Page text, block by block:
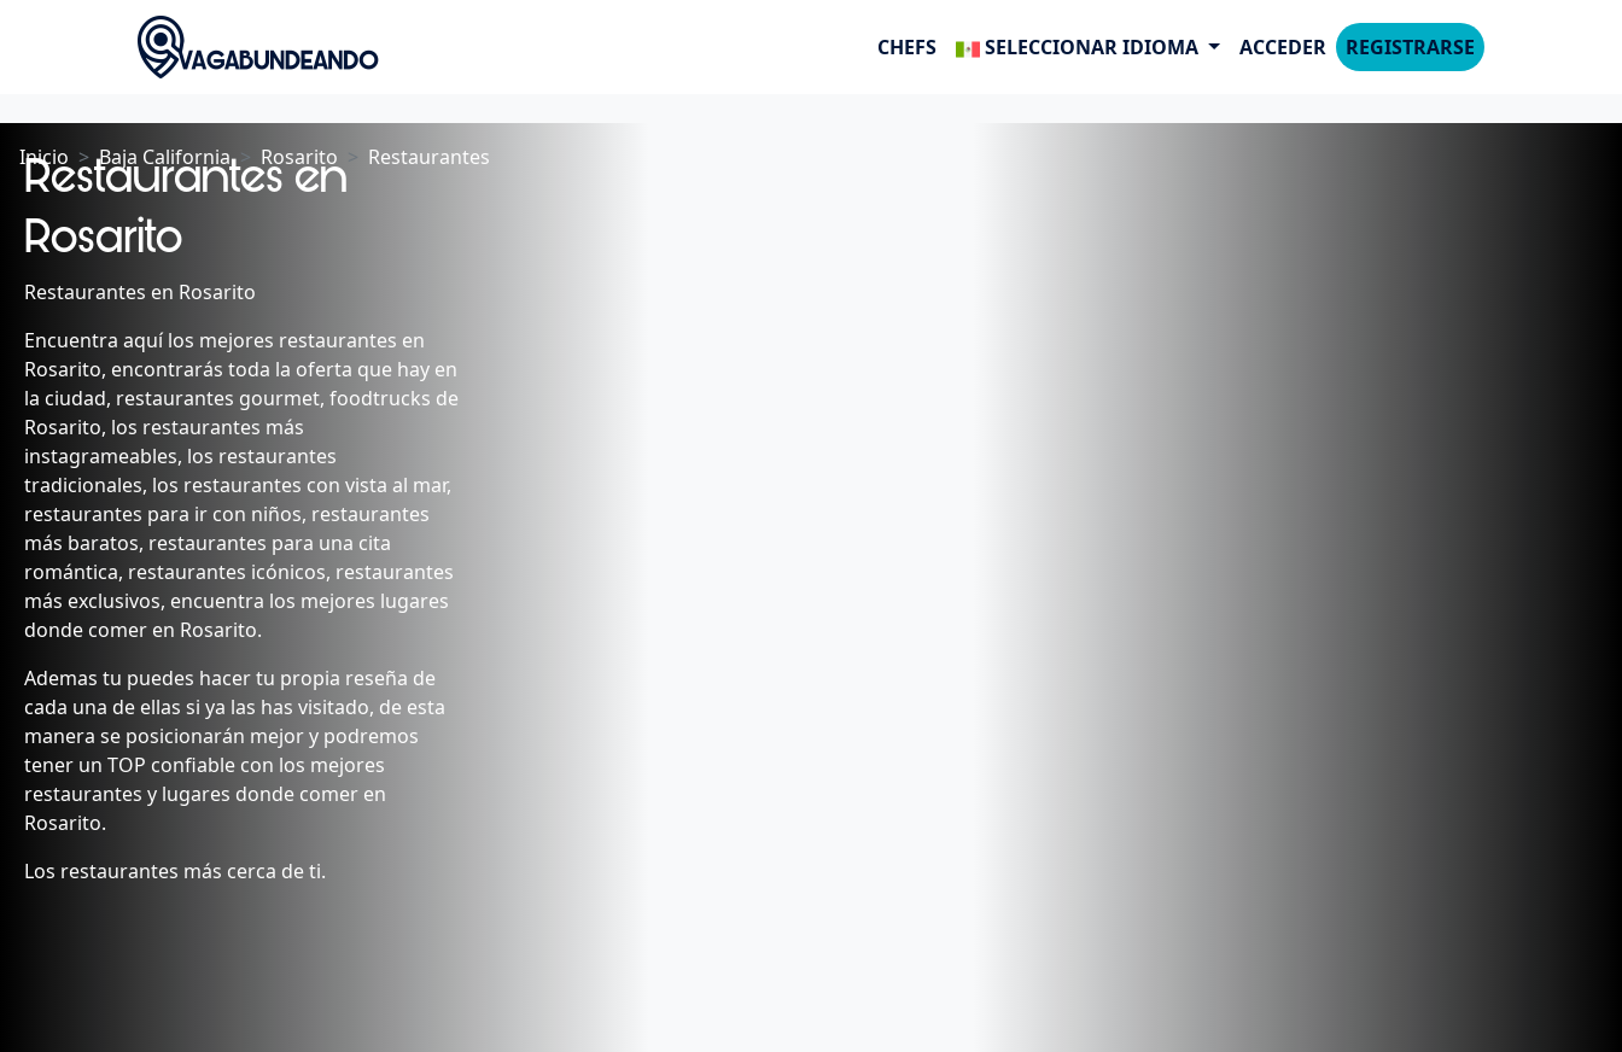
CHEFS SELECCIONAR IDIOMA ACCEDER REGISTRARSE
Inicio Baja California Rosarito Restaurantes
Restaurantes en
Rosarito
Restaurantes en Rosarito
Encuentra aquí los mejores restaurantes en
Rosarito, encontrarás toda la oferta que hay en
la ciudad, restaurantes gourmet, foodtrucks de
Rosarito, los restaurantes más
instagrameables, los restaurantes
tradicionales, los restaurantes con vista al mar,
restaurantes para ir con niños, restaurantes
más baratos, restaurantes para una cita
romántica, restaurantes icónicos, restaurantes
más exclusivos, encuentra los mejores lugares
donde comer en Rosarito.
Ademas tu puedes hacer tu propia reseña de
cada una de ellas si ya las has visitado, de esta
manera se posicionarán mejor y podremos
tener un TOP confiable con los mejores
restaurantes y lugares donde comer en
Rosarito.
Los restaurantes más cerca de ti.